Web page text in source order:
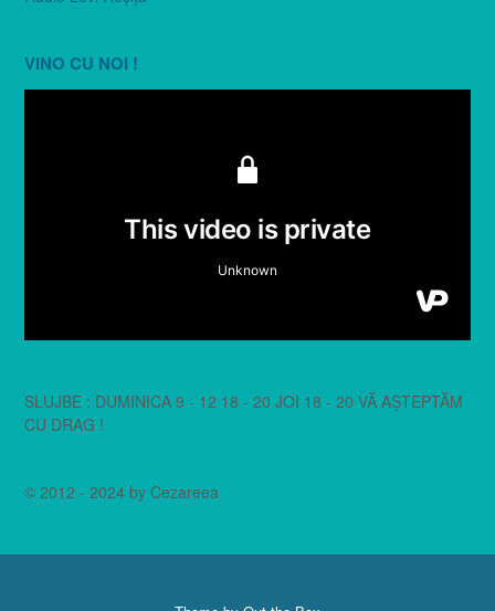
VINO CU NOI !
SLUJBE : DUMINICA 9 - 12 18 - 20 JOI 18 - 20 VĂ AȘTEPTĂM
CU DRAG !
© 2012 - 2024 by Cezareea